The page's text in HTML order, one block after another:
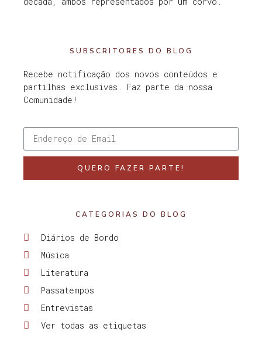
SUBSCRITORES DO BLOG
Recebe notificação dos novos conteúdos e
partilhas exclusivas. Faz parte da nossa
Comunidade!
QUERO FAZER PARTE!
CATEGORIAS DO BLOG
Diários de Bordo
Música
Literatura
Passatempos
Entrevistas
Ver todas as etiquetas